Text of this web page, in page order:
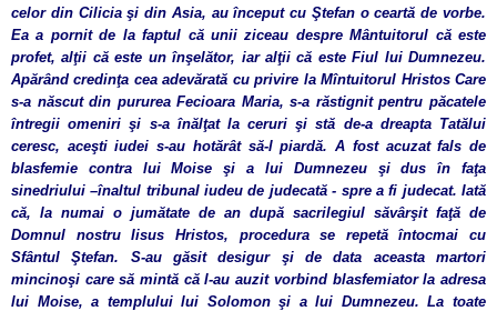
celor din Cilicia şi din Asia, au început cu Ştefan o ceartă de vorbe.
Ea a pornit de la faptul că unii ziceau despre Mântuitorul că este
profet, alţii că este un înşelător, iar alţii că este Fiul lui Dumnezeu.
Apărând credinţa cea adevărată cu privire la Mîntuitorul Hristos Care
s-a născut din pururea Fecioara Maria, s-a răstignit pentru păcatele
întregii omeniri şi s-a înălţat la ceruri şi stă de-a dreapta Tatălui
ceresc, aceşti iudei s-au hotărât să-l piardă. A fost acuzat fals de
blasfemie contra lui Moise şi a lui Dumnezeu şi dus în faţa
sinedriului –înaltul tribunal iudeu de judecată - spre a fi judecat. Iată
că, la numai o jumătate de an după sacrilegiul săvârşit faţă de
Domnul nostru Iisus Hristos, procedura se repetă întocmai cu
Sfântul Ştefan. S-au găsit desigur şi de data aceasta martori
mincinoşi care să mintă că l-au auzit vorbind blasfemiator la adresa
lui Moise, a templului lui Solomon şi a lui Dumnezeu. La toate